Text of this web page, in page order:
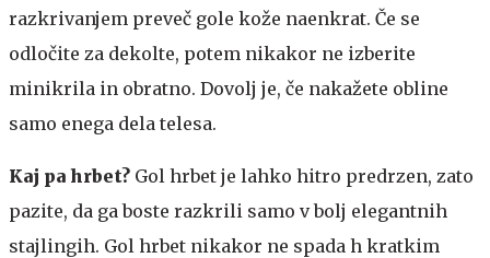
razkrivanjem preveč gole kože naenkrat. Če se
odločite za dekolte, potem nikakor ne izberite
minikrila in obratno. Dovolj je, če nakažete obline
samo enega dela telesa.
Kaj pa hrbet? Gol hrbet je lahko hitro predrzen, zato
pazite, da ga boste razkrili samo v bolj elegantnih
stajlingih. Gol hrbet nikakor ne spada h kratkim